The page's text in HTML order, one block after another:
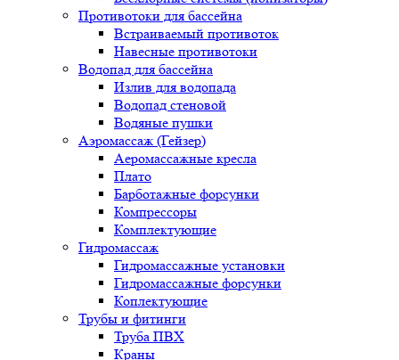
Противотоки для бассейна
Встраиваемый противоток
Навесные противотоки
Водопад для бассейна
Излив для водопада
Водопад стеновой
Водяные пушки
Аэромассаж (Гейзер)
Аеромассажные кресла
Плато
Барботажные форсунки
Компрессоры
Комплектующие
Гидромассаж
Гидромассажные установки
Гидромассажные форсунки
Коплектующие
Трубы и фитинги
Труба ПВХ
Краны